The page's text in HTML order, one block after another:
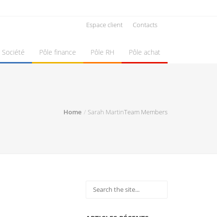
Espace client Contacts
Société Pôle finance Pôle RH Pôle achat
Home Team Members
Sarah Martin